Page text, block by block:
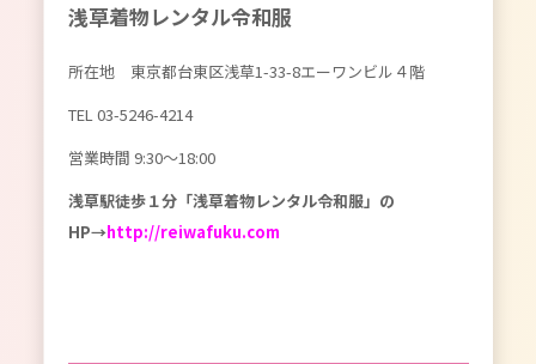
浅草着物レンタル令和服
所在地 東京都台東区浅草1-33-8エーワンビル４階
TEL 03-5246-4214
営業時間 9:30〜18:00
浅草駅徒歩１分「浅草着物レンタル令和服」の
HP→http://reiwafuku.com